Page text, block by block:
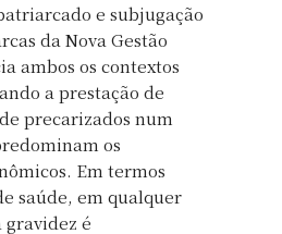
e subjugação
da Nova Gestão
ambos os contextos
a prestação de
precarizados num
os
Em termos
saúde, em qualquer
gravidez é